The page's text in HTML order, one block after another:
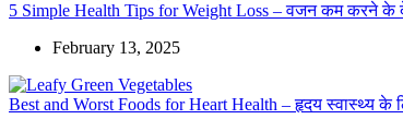
5 Simple Health Tips for Weight Loss – वजन कम करने के
February 13, 2025
Best and Worst Foods for Heart Health – हृदय स्वास्थ्य के